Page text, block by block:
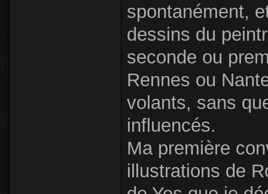
spontanément,
dessins du
seconde ou
Rennes ou
volants, sans
influencés.
Ma première
illustrations de